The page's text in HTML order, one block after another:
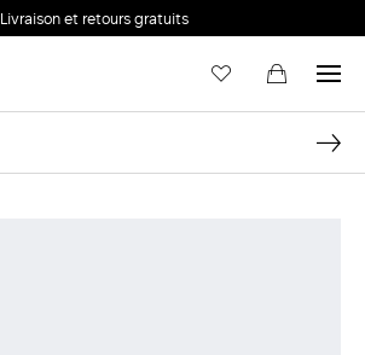
Livraison et retours gratuits